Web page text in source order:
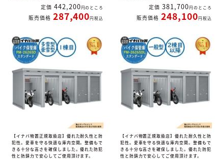
定価 442,200 のところ
販売価格 287,400 税込
定価 381,700 のところ
販売価格 248,100 税込
【イナバ物置正規取扱店】優れた耐久性と防
犯性。愛車を守る快適な庫内空間。整備もで
きる十分な高さを確保しました。優れた防犯
性と防錆力で安心してご使用頂けます。
【イナバ物置正規取扱店】優れた耐久性と防
犯性。愛車を守る快適な庫内空間。整備もで
きる十分な高さを確保しました。優れた防犯
性と防錆力で安心してご使用頂けます。